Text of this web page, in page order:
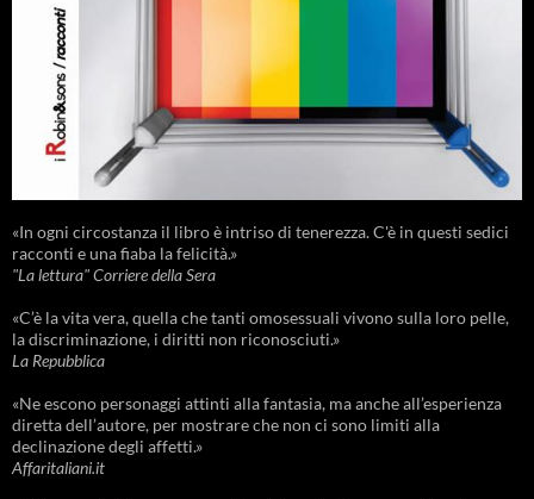
«In ogni circostanza il libro è intriso di tenerezza. C'è in questi sedici
racconti e una fiaba la felicità.»
"La lettura" Corriere della Sera
«C’è la vita vera, quella che tanti omosessuali vivono sulla loro pelle,
la discriminazione, i diritti non riconosciuti.»
La Repubblica
«Ne escono personaggi attinti alla fantasia, ma anche all’esperienza
diretta dell’autore, per mostrare che non ci sono limiti alla
declinazione degli affetti.»
Affaritaliani.it